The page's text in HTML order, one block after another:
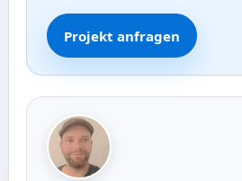
Projekt anfragen